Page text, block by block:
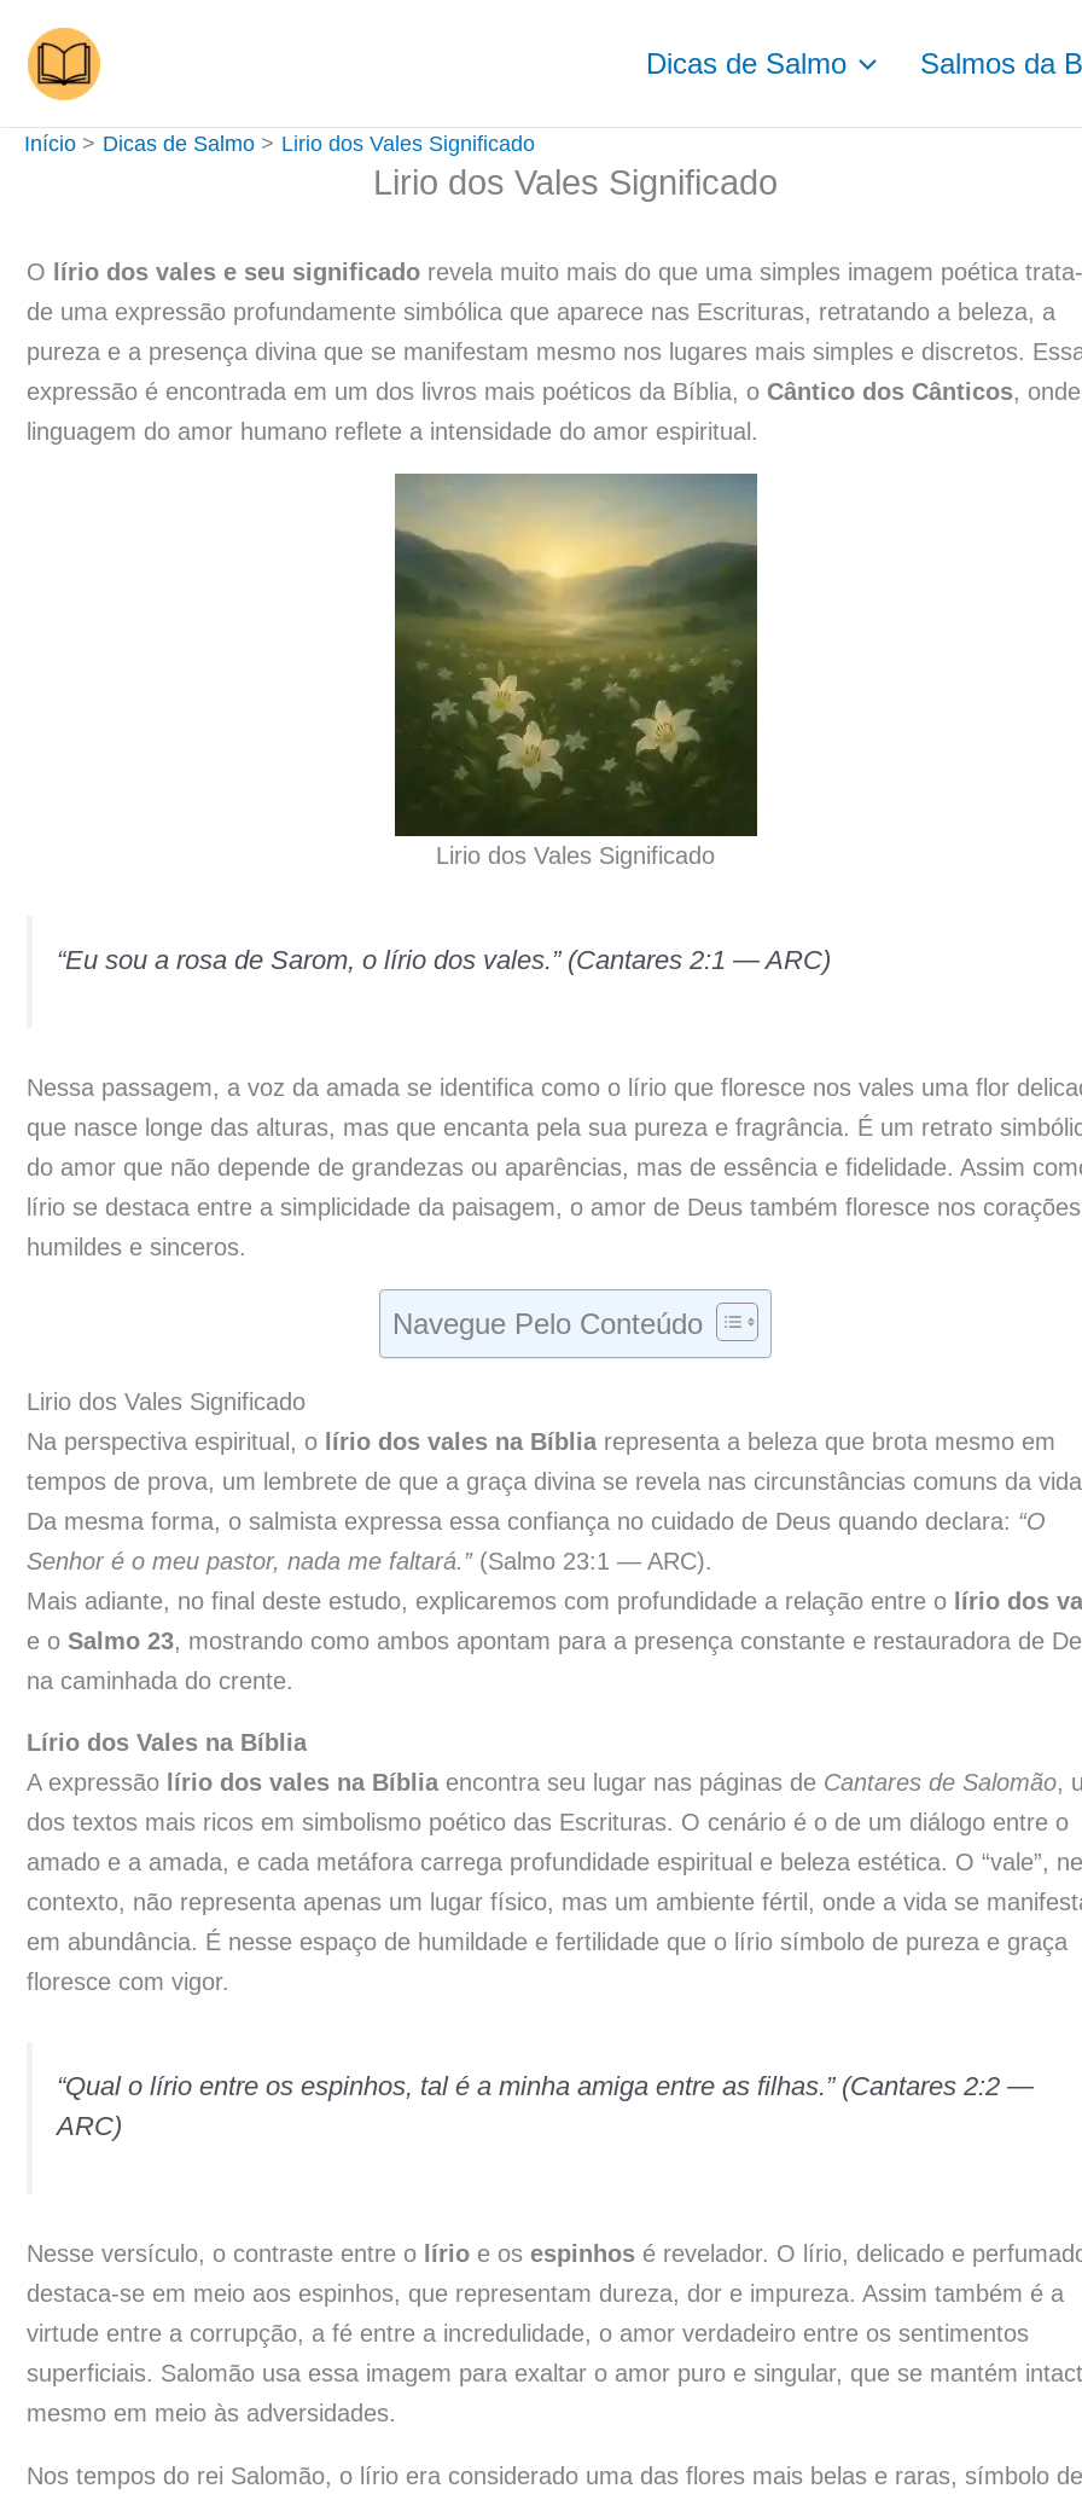
para
conteúdo
Dicas de Salmo Salmos da
Início Dicas de Salmo Lirio dos Vales Significado
Lirio dos Vales Significado
O lírio dos vales e seu significado revela muito mais do que uma simples imagem poética
de uma expressão profundamente simbólica que aparece nas Escrituras, retratando a beleza, a
pureza e a presença divina que se manifestam mesmo nos lugares mais simples e discretos.
expressão é encontrada em um dos livros mais poéticos da Bíblia, o Cântico dos Cânticos,
linguagem do amor humano reflete a intensidade do amor espiritual.
Lirio dos Vales Significado
“Eu sou a rosa de Sarom, o lírio dos vales.” (Cantares 2:1 — ARC)
Nessa passagem, a voz da amada se identifica como o lírio que floresce nos vales uma flor
que nasce longe das alturas, mas que encanta pela sua pureza e fragrância. É um retrato
do amor que não depende de grandezas ou aparências, mas de essência e fidelidade. Assim
lírio se destaca entre a simplicidade da paisagem, o amor de Deus também floresce nos corações
humildes e sinceros.
Navegue Pelo Conteúdo
Lirio dos Vales Significado
Na perspectiva espiritual, o lírio dos vales na Bíbliarepresenta a beleza que brota mesmo em
tempos de prova, um lembrete de que a graça divina se revela nas circunstâncias comuns da
Da mesma forma, o salmista expressa essa confiança no cuidado de Deus quando declara: “O
Senhor é o meu pastor, nada me faltará.”(Salmo 23:1 — ARC).
Mais adiante, no final deste estudo, explicaremos com profundidade a relação entre o lírio dos
e o Salmo 23, mostrando como ambos apontam para a presença constante e restauradora de
na caminhada do crente.
Lírio dos Vales na Bíblia
A expressão lírio dos vales na Bíbliaencontra seu lugar nas páginas de Cantares de Salomão,
dos textos mais ricos em simbolismo poético das Escrituras. O cenário é o de um diálogo entre o
amado e a amada, e cada metáfora carrega profundidade espiritual e beleza estética. O “vale”,
contexto, não representa apenas um lugar físico, mas um ambiente fértil, onde a vida se
em abundância. É nesse espaço de humildade e fertilidade que o lírio símbolo de pureza e graça
floresce com vigor.
“Qual o lírio entre os espinhos, tal é a minha amiga entre as filhas.” (Cantares 2:2 —
ARC)
Nesse versículo, o contraste entre o lírio e os espinhos é revelador. O lírio, delicado e
destaca-se em meio aos espinhos, que representam dureza, dor e impureza. Assim também é a
virtude entre a corrupção, a fé entre a incredulidade, o amor verdadeiro entre os sentimentos
superficiais. Salomão usa essa imagem para exaltar o amor puro e singular, que se mantém
mesmo em meio às adversidades.
Nos tempos do rei Salomão, o lírio era considerado uma das flores mais belas e raras, símbolo de